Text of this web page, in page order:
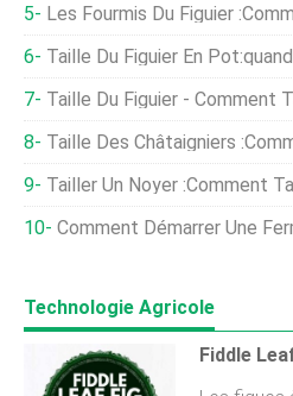
Les Fourmis Du Figuier :comment
Taille Du Figuier En Pot:quand Et Comment
Taille Du Figuier - Comment
Taille Des Châtaigniers
Tailler Un Noyer :comment
Comment Démarrer Une
Technologie Agricole